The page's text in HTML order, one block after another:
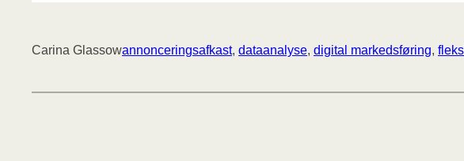
Carina Glassowannonceringsafkast, dataanalyse, digital markedsføring,